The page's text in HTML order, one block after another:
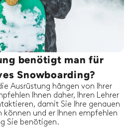
benötigt man für
Snowboarding?
Ausrüstung hängen von Ihrer
Ihnen daher, Ihren Lehrer
damit Sie Ihre genauen
können und er Ihnen empfehlen
Sie benötigen.